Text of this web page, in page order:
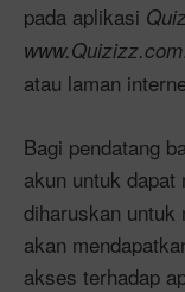
pada aplikasi
www.Quizizz.com
atau laman
Bagi pendatang
akun untuk
diharuskan untuk
akan
akses terhadap